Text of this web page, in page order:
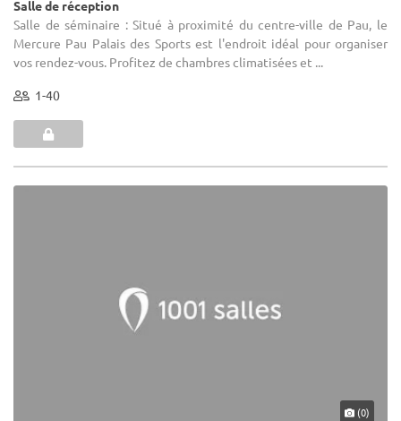
Salle de réception
Salle de séminaire : Situé à proximité du centre-ville de Pau, le
Mercure Pau Palais des Sports est l'endroit idéal pour organiser
vos rendez-vous. Profitez de chambres climatisées et ...
1-40
(0)